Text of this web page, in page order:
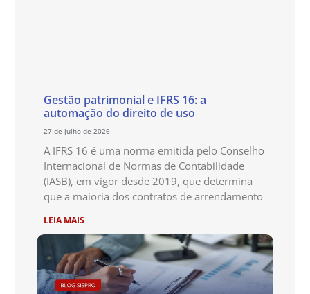
Gestão patrimonial e IFRS 16: a
automação do direito de uso
27 de julho de 2026
A IFRS 16 é uma norma emitida pelo Conselho
Internacional de Normas de Contabilidade
(IASB), em vigor desde 2019, que determina
que a maioria dos contratos de arrendamento
LEIA MAIS